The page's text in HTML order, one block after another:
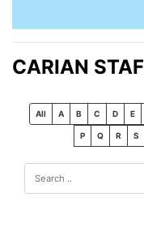
CARIAN STAF
All A B C D E
P Q R S